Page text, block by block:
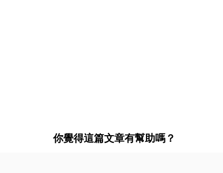
你覺得這篇文章有幫助嗎？